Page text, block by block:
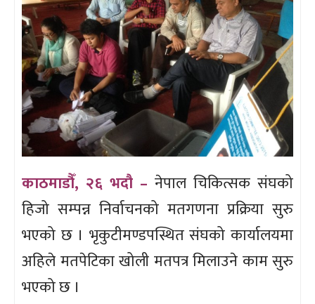
काठमाडौँ, २६ भदौ – नेपाल चिकित्सक संघको
हिजो सम्पन्न निर्वाचनको मतगणना प्रक्रिया सुरु
भएको छ । भृकुटीमण्डपस्थित संघको कार्यालयमा
अहिले मतपेटिका खोली मतपत्र मिलाउने काम सुरु
भएको छ ।